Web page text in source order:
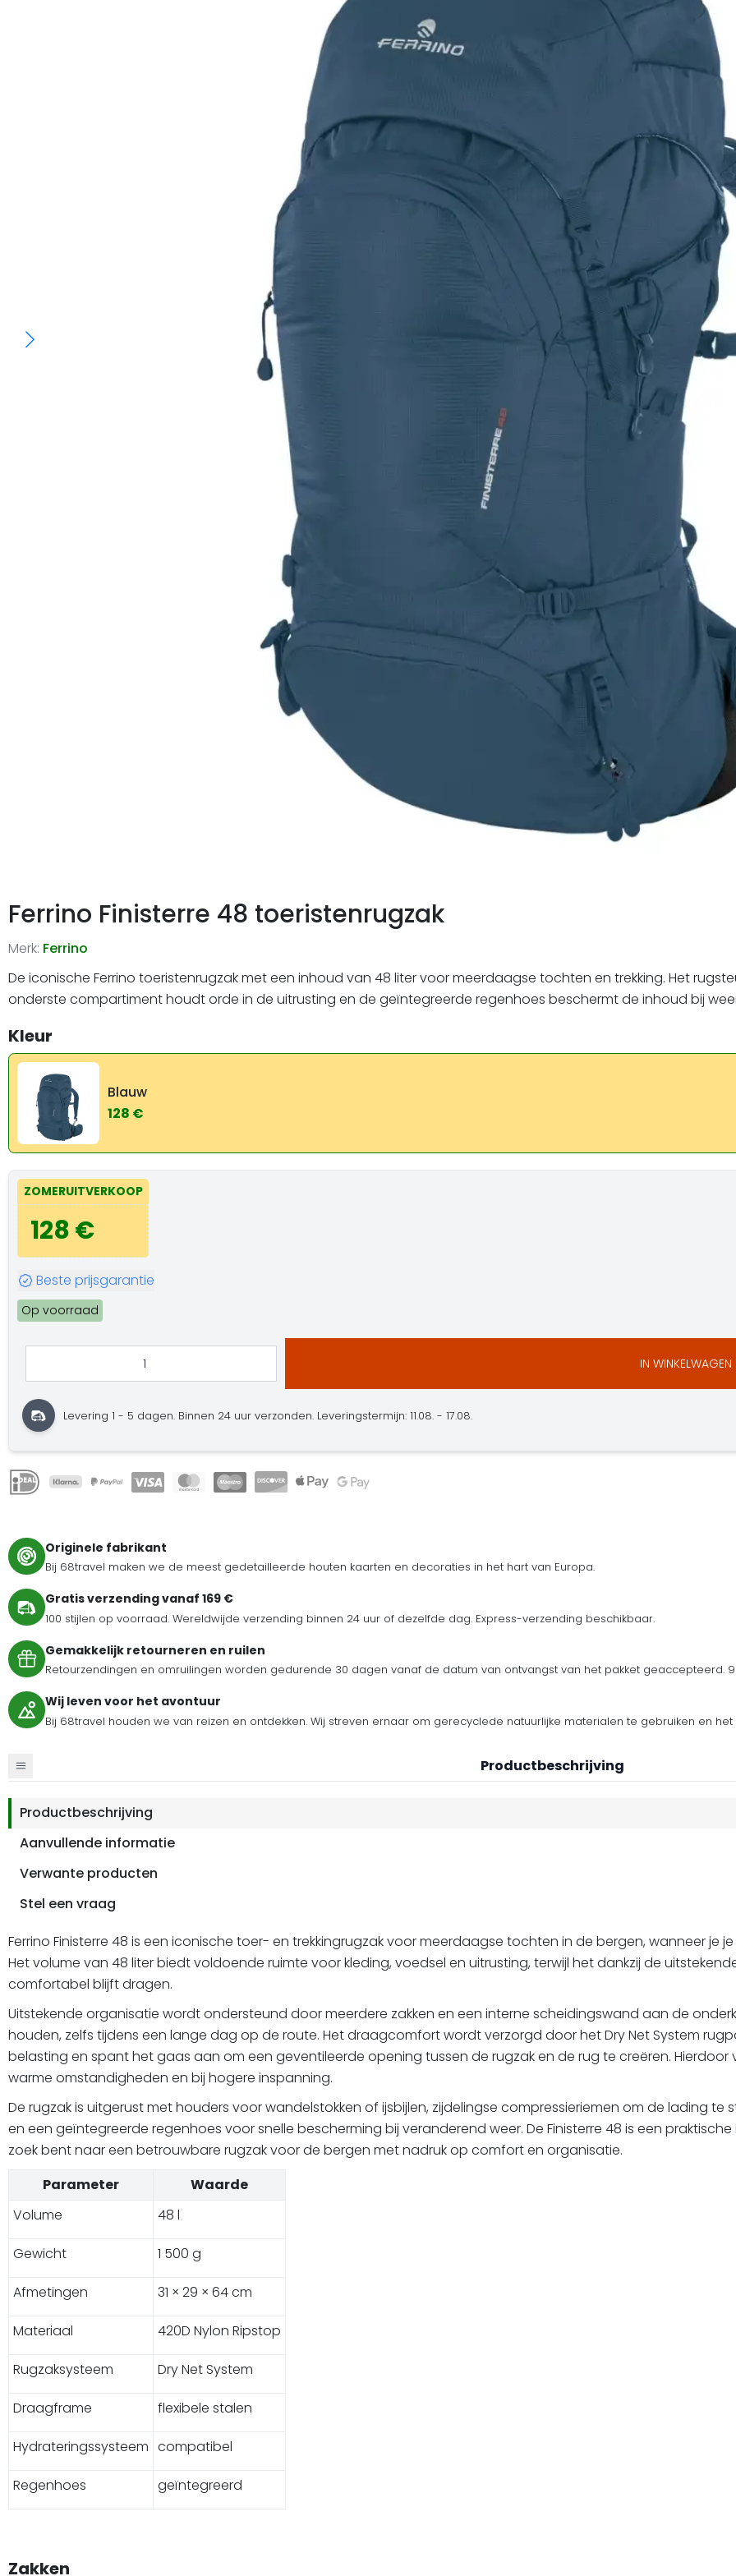
Ferrino Finisterre 48 toeristenrugzak
Merk: Ferrino
De iconische Ferrino toeristenrugzak met een inhoud van 48 liter voor meerdaagse tochten en trekking. Het
onderste compartiment houdt orde in de uitrusting en de geïntegreerde regenhoes beschermt de inhoud bij
Kleur
Blauw
128 €
ZOMERUITVERKOOP
128 €
Beste prijsgarantie
Op voorraad
IN WINKELWAGEN
Levering 1 - 5 dagen. Binnen 24 uur verzonden. Leveringstermijn: 11.08. - 17.08.
Originele fabrikant
Bij 68travel maken we de meest gedetailleerde houten kaarten en decoraties in het hart van Europa.
Gratis verzending vanaf 169 €
100 stijlen op voorraad. Wereldwijde verzending binnen 24 uur of dezelfde dag. Express-verzending beschikbaar.
Gemakkelijk retourneren en ruilen
Retourzendingen en omruilingen worden gedurende 30 dagen vanaf de datum van ontvangst van het pakket geaccepteerd.
Wij leven voor het avontuur
Bij 68travel houden we van reizen en ontdekken. Wij streven ernaar om gerecyclede natuurlijke materialen te gebruiken en
Productbeschrijving
Productbeschrijving
Aanvullende informatie
Verwante producten
Stel een vraag
Ferrino Finisterre 48 is een iconische toer- en trekkingrugzak voor meerdaagse tochten in de bergen, wanneer je
Het volume van 48 liter biedt voldoende ruimte voor kleding, voedsel en uitrusting, terwijl het dankzij de
comfortabel blijft dragen.
Uitstekende organisatie wordt ondersteund door meerdere zakken en een interne scheidingswand aan de
houden, zelfs tijdens een lange dag op de route. Het draagcomfort wordt verzorgd door het Dry Net System
belasting en spant het gaas aan om een geventileerde opening tussen de rugzak en de rug te creëren.
warme omstandigheden en bij hogere inspanning.
De rugzak is uitgerust met houders voor wandelstokken of ijsbijlen, zijdelingse compressieriemen om de lading te
en een geïntegreerde regenhoes voor snelle bescherming bij veranderend weer. De Finisterre 48 is een
zoek bent naar een betrouwbare rugzak voor de bergen met nadruk op comfort en organisatie.
Parameter
Waarde
Volume
48 l
Gewicht 1 500 g
Afmetingen 31 × 29 × 64 cm
Materiaal 420D Nylon Ripstop
Rugzaksysteem Dry Net System
Draagframe flexibele stalen
Hydrateringssysteem compatibel
Regenhoes geïntegreerd
Zakken